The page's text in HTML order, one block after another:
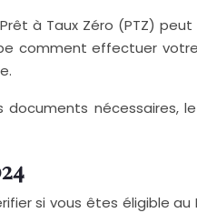
à Taux Zéro (PTZ)
comment effectuer
si vous êtes éligible